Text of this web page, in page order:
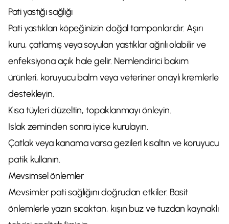
Pati yastığı sağlığı
Pati yastıkları köpeğinizin doğal tamponlarıdır. Aşırı
kuru, çatlamış veya soyulan yastıklar ağrılı olabilir ve
enfeksiyona açık hale gelir. Nemlendirici bakım
ürünleri, koruyucu balm veya veteriner onaylı kremlerle
destekleyin.
Kısa tüyleri düzeltin, topaklanmayı önleyin.
Islak zeminden sonra iyice kurulayın.
Çatlak veya kanama varsa gezileri kısaltın ve koruyucu
patik kullanın.
Mevsimsel önlemler
Mevsimler pati sağlığını doğrudan etkiler. Basit
önlemlerle yazın sıcaktan, kışın buz ve tuzdan kaynaklı